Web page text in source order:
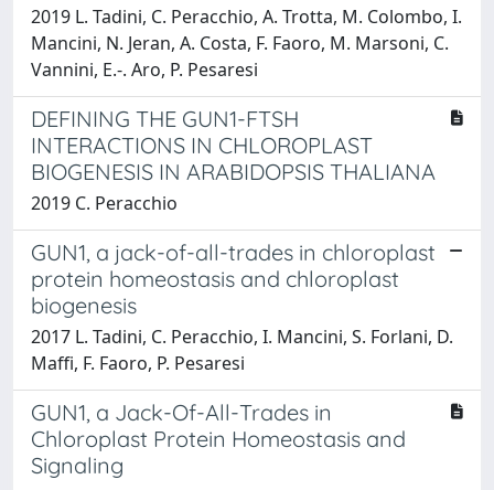
2019 L. Tadini, C. Peracchio, A. Trotta, M. Colombo, I.
Mancini, N. Jeran, A. Costa, F. Faoro, M. Marsoni, C.
Vannini, E.-. Aro, P. Pesaresi
DEFINING THE GUN1-FTSH
INTERACTIONS IN CHLOROPLAST
BIOGENESIS IN ARABIDOPSIS THALIANA
2019 C. Peracchio
GUN1, a jack-of-all-trades in chloroplast
protein homeostasis and chloroplast
biogenesis
2017 L. Tadini, C. Peracchio, I. Mancini, S. Forlani, D.
Maffi, F. Faoro, P. Pesaresi
GUN1, a Jack-Of-All-Trades in
Chloroplast Protein Homeostasis and
Signaling